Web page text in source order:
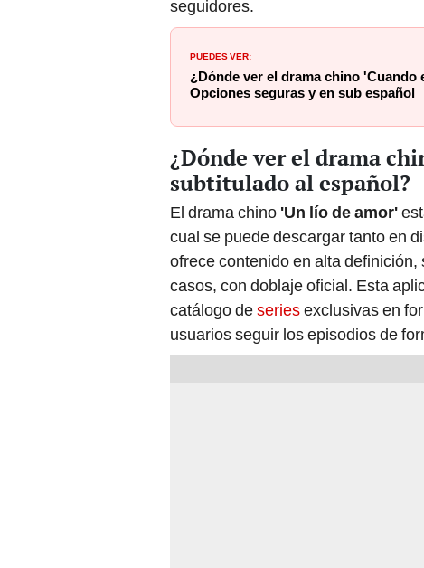
seguidores.
PUEDES VER:
¿Dónde ver el drama chino 'Cuando
Opciones seguras y en sub español
¿Dónde ver el drama
subtitulado al español?
El drama chino 'Un lío de amor'
cual se puede descargar tanto en
ofrece contenido en alta
casos, con doblaje oficial. Esta
catálogo deseriesexclusivas en
usuarios seguir los episodios de